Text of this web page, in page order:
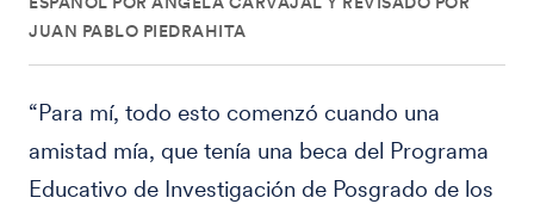
JUAN PABLO PIEDRAHITA
“Para mí, todo esto comenzó cuando una
amistad mía, que tenía una beca del Programa
Educativo de Investigación de Posgrado de los